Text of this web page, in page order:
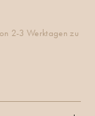
2-3 Werktagen zu